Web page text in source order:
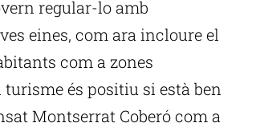
regular-lo amb
eines, com ara incloure el
com a zones
turisme és positiu si està ben
Montserrat Coberó com a